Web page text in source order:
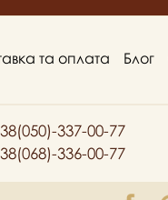
та оплата Блог
337-00-77
336-00-77